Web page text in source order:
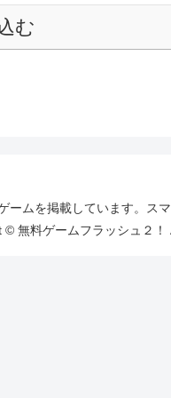
む
ームを掲載しています。ス
© 無料ゲームフラッシュ２！